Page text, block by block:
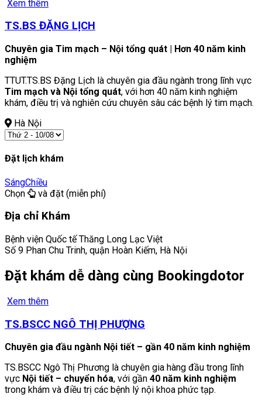
Xem thêm
TS.BS ĐẶNG LỊCH
Chuyên gia Tim mạch – Nội tổng quát | Hơn 40 năm kinh
nghiệm
TTUT.TS.BS Đặng Lịch là chuyên gia đầu ngành trong lĩnh vực
Tim mạch và Nội tổng quát, với hơn 40 năm kinh nghiệm
khám, điều trị và nghiên cứu chuyên sâu các bệnh lý tim mạch.
Hà Nội
Đặt lịch khám
SángChiều
Chọn
và đặt (miễn phí)
Địa chỉ Khám
Bệnh viện Quốc tế Thăng Long Lạc Việt
Số 9 Phan Chu Trinh, quận Hoàn Kiếm, Hà Nội
Đặt khám dễ dàng cùng Bookingdotor
Xem thêm
TS.BSCC NGÔ THỊ PHƯỢNG
Chuyên gia đầu ngành Nội tiết – gần 40 năm kinh nghiệm
TS.BSCC Ngô Thị Phương là chuyên gia hàng đầu trong lĩnh
vực Nội tiết – chuyển hóa, với gần 40 năm kinh nghiệm
trong khám và điều trị các bệnh lý nội khoa phức tạp.